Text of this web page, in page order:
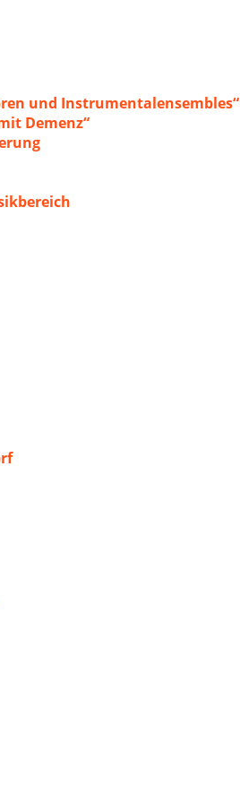
und Instrumentalensembles“
Demenz“